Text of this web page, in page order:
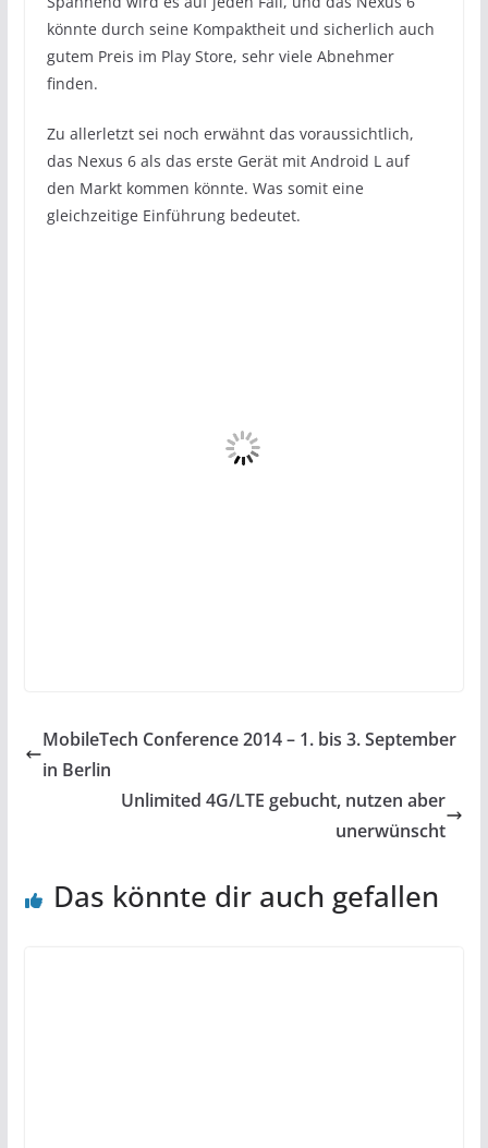
könnte durch seine Kompaktheit und sicherlich auch
gutem Preis im Play Store, sehr viele Abnehmer
finden.
Zu allerletzt sei noch erwähnt das voraussichtlich,
das Nexus 6 als das erste Gerät mit Android L auf
den Markt kommen könnte. Was somit eine
gleichzeitige Einführung bedeutet.
MobileTech Conference 2014 – 1. bis 3. September
in Berlin
Unlimited 4G/LTE gebucht, nutzen aber
unerwünscht
Das könnte dir auch gefallen